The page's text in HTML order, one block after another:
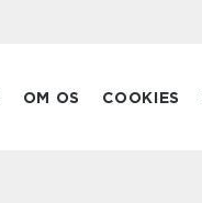
OM OS COOKIES